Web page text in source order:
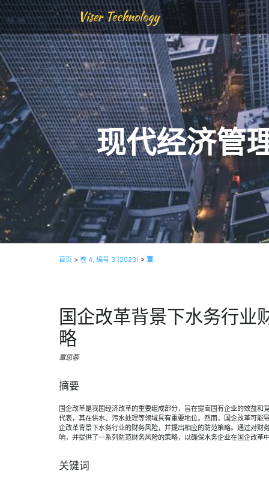
Viser Technology
现代经济管
首页 > 卷 4, 编号 3 (2023) > 覃
国企改革背景下水务行业
略
覃思蓉
摘要
国企改革是我国经济改革的重要组成部分，旨在提高国有企业的效益
代表，其在供水、污水处理等领域具有重要地位。然而，国企改革可能
企改革背景下水务行业的财务风险，并提出相应的防范策略。通过对财
响，并提供了一系列防范财务风险的策略，以确保水务企业在国企改革
关键词